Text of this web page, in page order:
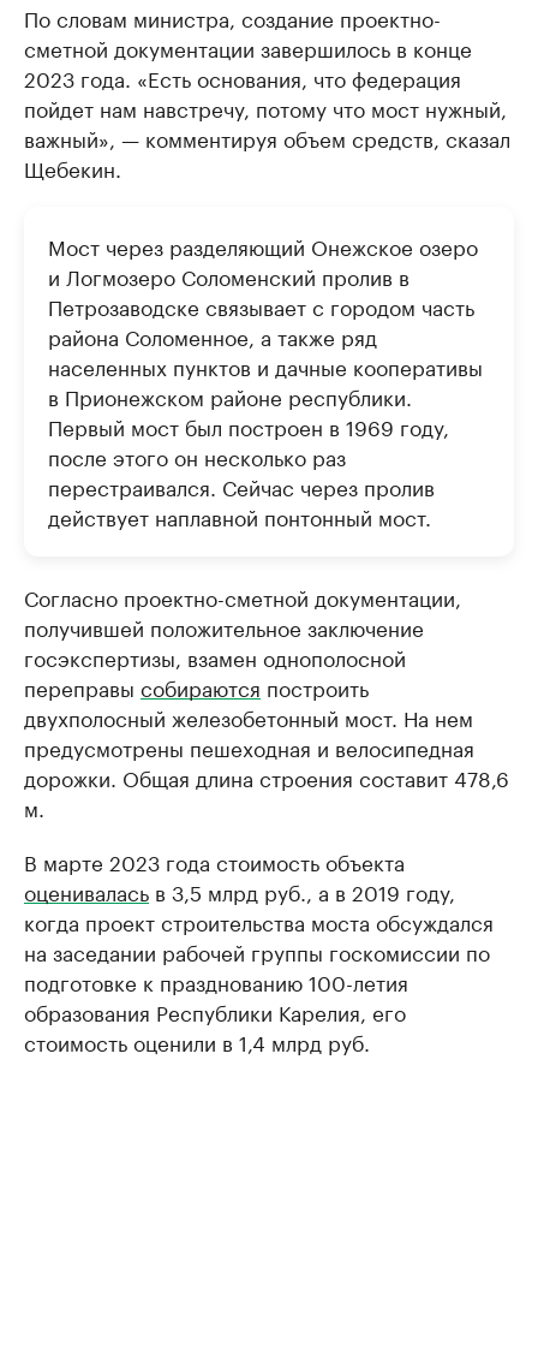
По словам министра, создание проектно-
сметной документации завершилось в конце
2023 года. «Есть основания, что федерация
пойдет нам навстречу, потому что мост нужный,
важный», — комментируя объем средств, сказал
Щебекин.
Мост через разделяющий Онежское озеро
и Логмозеро Соломенский пролив в
Петрозаводске связывает с городом часть
района Соломенное, а также ряд
населенных пунктов и дачные кооперативы
в Прионежском районе республики.
Первый мост был построен в 1969 году,
после этого он несколько раз
перестраивался. Сейчас через пролив
действует наплавной понтонный мост.
Согласно проектно-сметной документации,
получившей положительное заключение
госэкспертизы, взамен однополосной
переправы собираются построить
двухполосный железобетонный мост. На нем
предусмотрены пешеходная и велосипедная
дорожки. Общая длина строения составит 478,6
м.
В марте 2023 года стоимость объекта
оценивалась в 3,5 млрд руб., а в 2019 году,
когда проект строительства моста обсуждался
на заседании рабочей группы госкомиссии по
подготовке к празднованию 100-летия
образования Республики Карелия, его
стоимость оценили в 1,4 млрд руб.